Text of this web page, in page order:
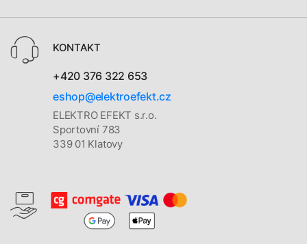
KONTAKT
+420 376 322 653
eshop@elektroefekt.cz
ELEKTRO EFEKT s.r.o.
Sportovní 783
339 01 Klatovy